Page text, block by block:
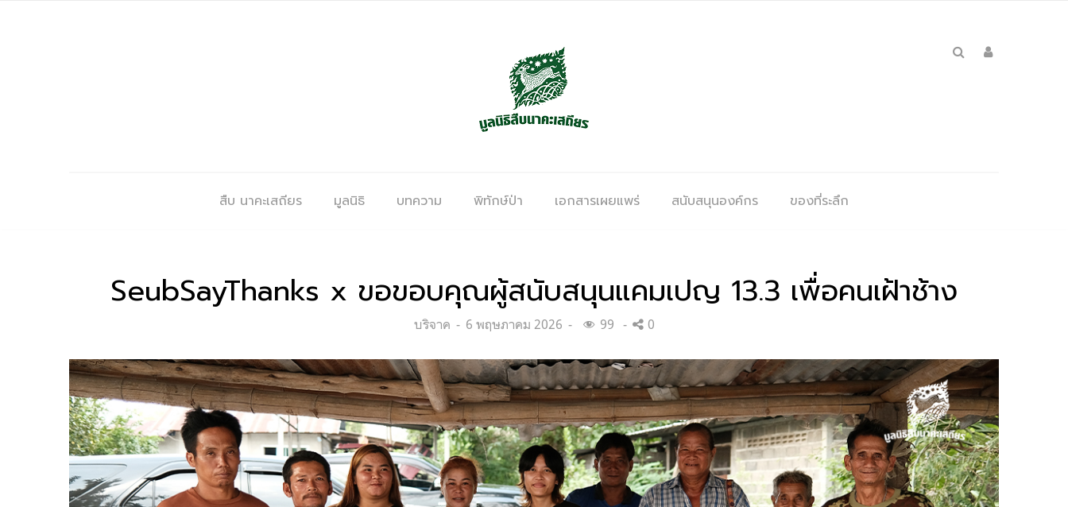
สืบ นาคะเสถียร มูลนิธิ บทความ พิทักษ์ป่า เอกสารเผยแพร่ สนับสนุนองค์กร ของที่ระลึก
SeubSayThanks x ขอขอบคุณผู้สนับสนุนแคมเปญ 13.3 เพื่อคนเฝ้าช้าง
Categories:
บริจาค
Posted
6 พฤษภาคม 2026 99 0